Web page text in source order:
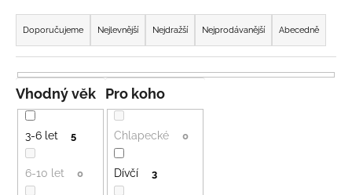
Ř
a
z
e
n
í
p
o
Doporučujeme Nejlevnější Nejdražší Nejprodávanější Abecedně
Pro koho
Chlapecké 0
Dívčí 3
Vhodný věk
3-6 let 5
6-10 let 0
HLEDAT
D
o